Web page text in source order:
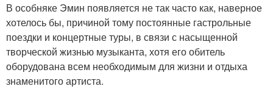
В особняке Эмин появляется не так часто как, наверное
хотелось бы, причиной тому постоянные гастрольные
поездки и концертные туры, в связи с насыщенной
творческой жизнью музыканта, хотя его обитель
оборудована всем необходимым для жизни и отдыха
знаменитого артиста.